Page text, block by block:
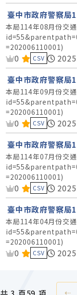
臺中市政府警察局
本局114年08月份交
=202006110001)
資料集評分：
0 CSV
臺中市政府警察局
本局114年09月份交
=202006110001)
資料集評分：
0 CSV
臺中市政府警察局
本局114年07月份交
=202006110001)
資料集評分：
0 CSV
臺中市政府警察局
本局114年04月份交
=202006110001)
資料集評分：
0 CSV
⇠